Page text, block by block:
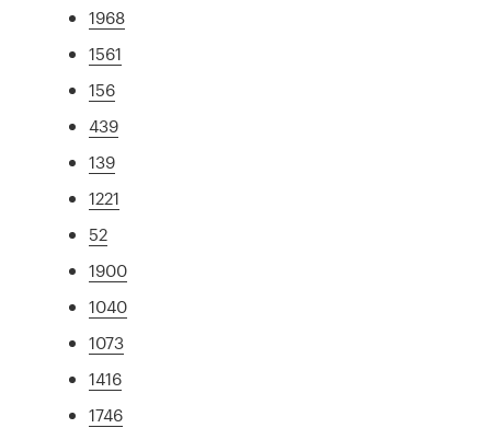
1968
1561
156
439
139
1221
52
1900
1040
1073
1416
1746